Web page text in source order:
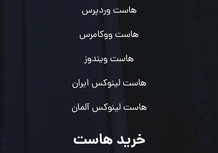
هاست وردپرس
هاست ووکامرس
هاست ویندوز
هاست لینوکس ایران
هاست لینوکس آلمان
خرید هاست